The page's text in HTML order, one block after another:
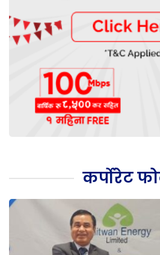
कर्पोरेट